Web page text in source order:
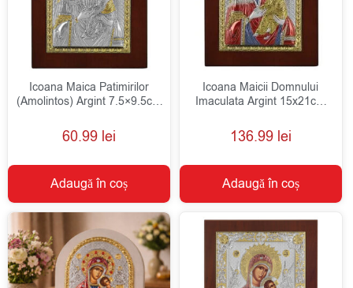
Icoana Maica Patimirilor
(Amolintos) Argint 7.5×9.5cm
60.99 lei
Adaugă în coș
Icoana Maicii Domnului
Imaculata Argint 15x21cm
136.99 lei
Adaugă în coș